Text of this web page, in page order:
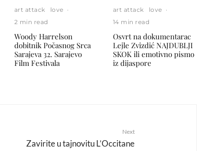
art attack love ·
2 min read
Woody Harrelson
dobitnik Počasnog Srca
Sarajeva 32. Sarajevo
Film Festivala
art attack love ·
14 min read
Osvrt na dokumentarac
Lejle Zvizdić NAJDUBLJI
SKOK ili emotivno pismo
iz dijaspore
Next
Zavirite u tajnovitu L’Occitane